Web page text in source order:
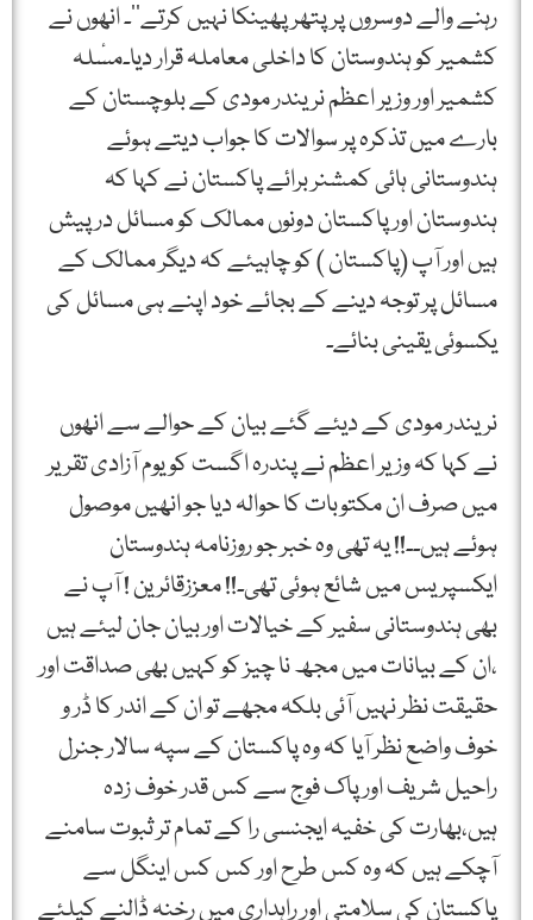
رہنے والے دوسروں پر پتھر پھینکا نہیں کرتے‘‘۔ انھوں نے
کشمیر کو ہندوستان کا داخلی معاملہ قرار دیا۔مسٔلہ
کشمیر اور وزیر اعظم نریندر مودی کے بلوچستان کے
بارے میں تذکرہ پر سوالات کا جواب دیتے ہوئے
ہندوستانی ہائی کمشنر برائے پاکستان نے کہا کہ
ہندوستان اور پاکستان دونوں ممالک کو مسائل در پیش
ہیں اور آپ (پاکستان ) کو چاہیئے کہ دیگر ممالک کے
مسائل پر توجہ دینے کے بجائے خود اپنے ہی مسائل کی
یکسوئی یقینی بنائے۔
نریندر مودی کے دیئے گئے بیان کے حوالے سے انھوں
نے کہا کہ وزیر اعظم نے پندرہ اگست کو یوم آزادی تقریر
میں صرف ان مکتوبات کا حوالہ دیا جو انھیں موصول
ہوئے ہیں۔۔!! یہ تھی وہ خبر جو روزنامہ ہندوستان
ایکسپریس میں شائع ہوئی تھی۔!! معززقائرین ! آپ نے
بھی ہندوستانی سفیر کے خیالات اور بیان جان لیئے ہیں
،ان کے بیانات میں مجھ نا چیز کو کہیں بھی صداقت اور
حقیقت نظر نہیں آئی بلکہ مجھے تو ان کے اندر کا ڈر و
خوف واضع نظر آیا کہ وہ پاکستان کے سپہ سالار جنرل
راحیل شریف اور پاک فوج سے کس قدر خوف زدہ
ہیں،بھارت کی خفیہ ایجنسی را کے تمام تر ثبوت سامنے
آچکے ہیں کہ وہ کس طرح اور کس کس اینگل سے
پاکستان کی سلامتی اور راہداری میں رخنہ ڈالنے کیلئے